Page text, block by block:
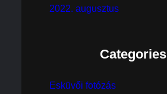
2022. augusztus
Categories
Esküvői fotózás